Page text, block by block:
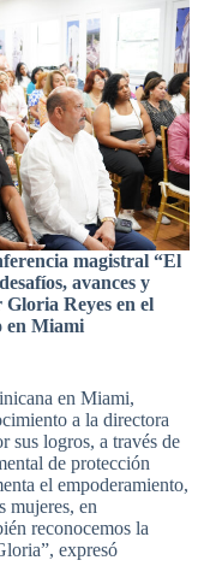
magistral “El
avances y
Reyes en el
en Miami
en Miami,
a la directora
sus logros, a través de
de protección
el empoderamiento,
mujeres, en
reconocemos la
expresó